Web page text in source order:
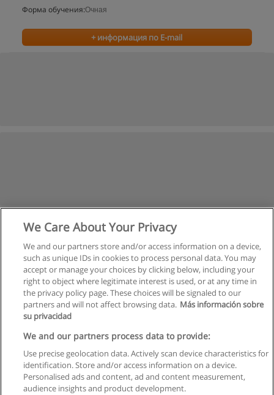
Форма обучения:Очная
+ информация по E-mail
Правила пользования
Конфиденциальность информации
Напишите Educaedu
We Care About Your Privacy
We and our partners store and/or access information on a device,
such as unique IDs in cookies to process personal data. You may
accept or manage your choices by clicking below, including your
right to object where legitimate interest is used, or at any time in
the privacy policy page. These choices will be signaled to our
partners and will not affect browsing data. Más información sobre
su privacidad
We and our partners process data to provide:
Use precise geolocation data. Actively scan device characteristics for
identification. Store and/or access information on a device.
Personalised ads and content, ad and content measurement,
audience insights and product development.